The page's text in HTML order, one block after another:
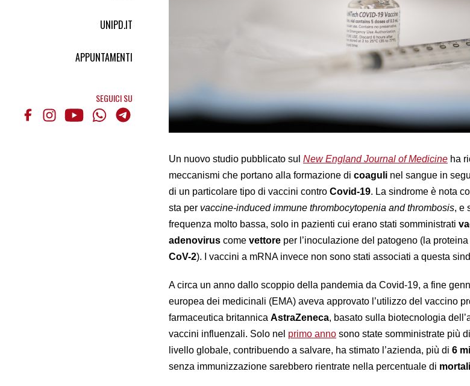
UNIPD.IT
APPUNTAMENTI
SEGUICI SU
Un nuovo studio pubblicato sul New England Journal of Medicine ha
meccanismi che portano alla formazione di coaguli nel sangue in
di un particolare tipo di vaccini contro Covid-19. La sindrome è nota
sta per vaccine-induced immune thrombocytopenia and thrombosis, e
frequenza molto bassa, solo in pazienti cui erano stati somministrati
adenovirus come vettore per l’inoculazione del patogeno (la proteina
CoV-2). I vaccini a mRNA invece non sono stati associati a questa
A circa un anno dallo scoppio della pandemia da Covid-19, a fine
europea dei medicinali (EMA) aveva approvato l’utilizzo del vaccino
farmaceutica britannica AstraZeneca, basato sulla biotecnologia
vaccini influenzali. Solo nel primo anno sono state somministrate più di
livello globale, contribuendo a salvare, ha stimato l’azienda, più di 6
senza immunizzazione sarebbero rientrate nella percentuale di